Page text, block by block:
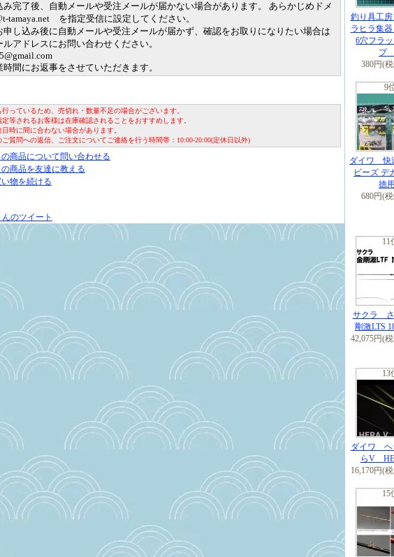
み完了後、自動メールや受注メールが届かない場合があります。 あらかじめドメ
tamaya.net を指定受信に設定してください。
申し込み後に自動メールや受注メールが届かず、確認をお取りになりたい場合は
ルアドレスにお問い合わせください。
時間にお返事をさせていただきます。
行っているため、売切れ・数量不足の場合がございます。
等されるお客様は在庫確認されることをおすすめします。
日時に間に合わない場合があります。
ご質問への返信、ご注文についてご連絡を行う時間帯：10:00-20:00(定休日以外)
の商品について問い合わせる
の商品を友達に教える
い物を続ける
んのツイート
釣り具工房
ラヒラ集
6穴フラ
プ
380円(
9
ダイワ 快
ビーズ デ
徳用
680円(
11
サクラ さ
剛激LTS
42,075円(
13
ダイワ
らV
16,170円(
15